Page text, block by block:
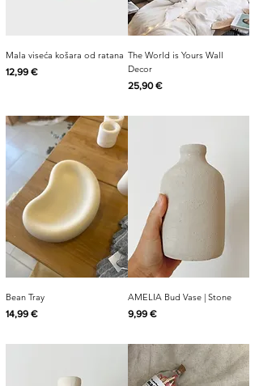
Mala viseća košara od ratana
Cijena
12,99 €
The World is Yours Wall
Decor
Cijena
25,90 €
Bean Tray
Cijena
14,99 €
AMELIA Bud Vase | Stone
Cijena
9,99 €